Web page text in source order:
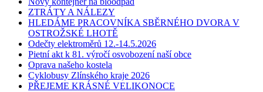
ZTRÁTY A NÁLEZY
HLEDÁME PRACOVNÍKA SBĚRNÉHO DVORA V
OSTROŽSKÉ LHOTĚ
Odečty elektroměrů 12.-14.5.2026
Pietní akt k 81. výročí osvobození naší obce
Oprava našeho kostela
Cyklobusy Zlínského kraje 2026
PŘEJEME KRÁSNÉ VELIKONOCE